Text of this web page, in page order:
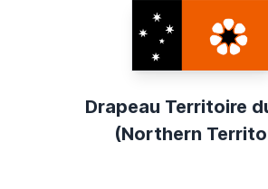
Drapeau Territoire
(Northern